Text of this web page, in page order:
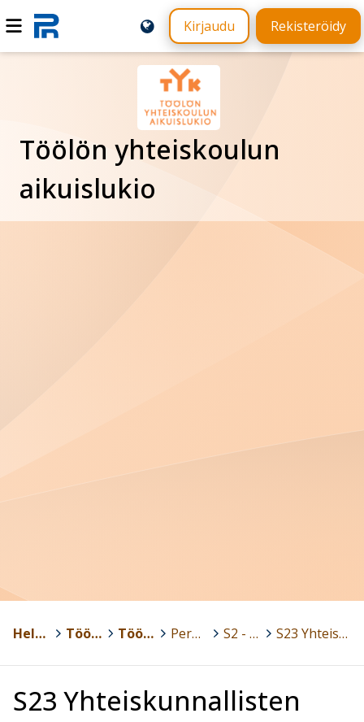
Kirjaudu Rekisteröidy
Töölön yhteiskoulun
aikuislukio
Helsinki Töölön yhteiskoulu> Töölön yhteiskoulun aikuislukio > Perusopetus > S2 - Suomi toisena kielenä S23 Yhteiskunnallisten aineiden tekstit tutummiksi, 6. periodi, Saara
S23 Yhteiskunnallisten